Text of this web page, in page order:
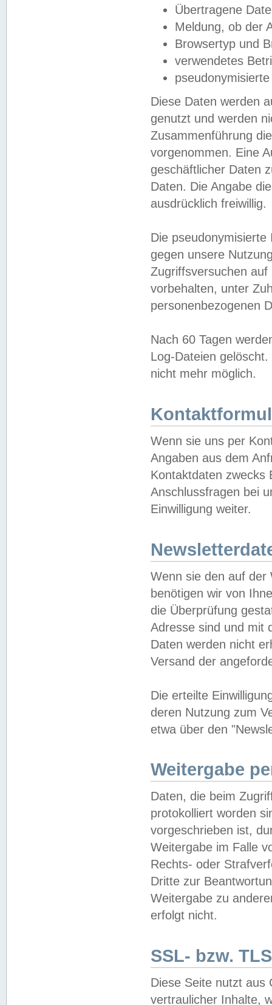
Übertragene
Meldung, ob der
Browsertyp und
verwendetes
Diese Daten werden
genutzt und werden
Zusammenführung
vorgenommen. Eine
geschäftlicher Daten
Daten. Die Angabe
ausdrücklich freiwillig.
Die
gegen unsere
Zugriffsversuchen
vorbehalten, unter
personenbezogenen
Nach 60 Tagen
Log-Dateien
nicht mehr möglich.
Wenn sie uns per
Angaben aus dem
Kontaktdaten zwecks
Anschlussfragen bei
Einwilligung weiter.
Wenn sie den auf der
benötigen wir von
die Überprüfung
Adresse sind und mit
Daten werden nicht
Versand der
Die erteilte
deren Nutzung zum
etwa über den
Weitergabe
Daten, die beim
protokolliert worden
vorgeschrieben ist,
Weitergabe im Falle
Rechts- oder
Dritte zur
Weitergabe zu
erfolgt nicht.
SSL- bzw.
Diese Seite nutzt aus
vertraulicher Inhalte,